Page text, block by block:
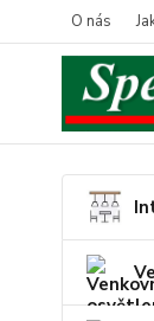
O nás